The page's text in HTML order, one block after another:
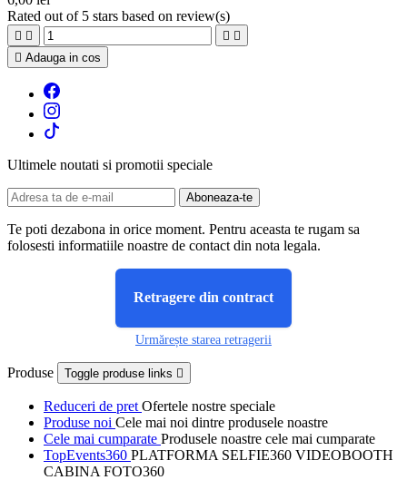
Rated out of 5 stars based on review(s)
   
 Adauga in cos
Ultimele noutati si promotii speciale
Te poti dezabona in orice moment. Pentru aceasta te rugam sa
folosesti informatiile noastre de contact din nota legala.
Retragere din contract
Urmărește starea retragerii
Produse Toggle produse links 
Reduceri de pret Ofertele nostre speciale
Produse noi Cele mai noi dintre produsele noastre
Cele mai cumparate Produsele noastre cele mai cumparate
TopEvents360 PLATFORMA SELFIE360 VIDEOBOOTH
CABINA FOTO360